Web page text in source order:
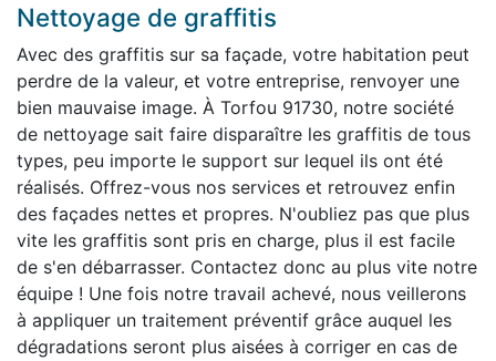
Nettoyage de graffitis
Avec des graffitis sur sa façade, votre habitation peut
perdre de la valeur, et votre entreprise, renvoyer une
bien mauvaise image. À Torfou 91730, notre société
de nettoyage sait faire disparaître les graffitis de tous
types, peu importe le support sur lequel ils ont été
réalisés. Offrez-vous nos services et retrouvez enfin
des façades nettes et propres. N'oubliez pas que plus
vite les graffitis sont pris en charge, plus il est facile
de s'en débarrasser. Contactez donc au plus vite notre
équipe ! Une fois notre travail achevé, nous veillerons
à appliquer un traitement préventif grâce auquel les
dégradations seront plus aisées à corriger en cas de